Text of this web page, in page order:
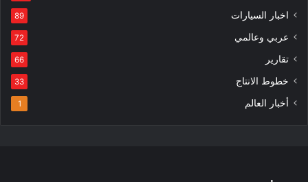
اخبار السيارات 89
عربي وعالمي 72
تقارير 66
خطوط الانتاج 33
أخبار العالم 1